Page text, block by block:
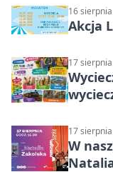
16
Akcja
17
17
W